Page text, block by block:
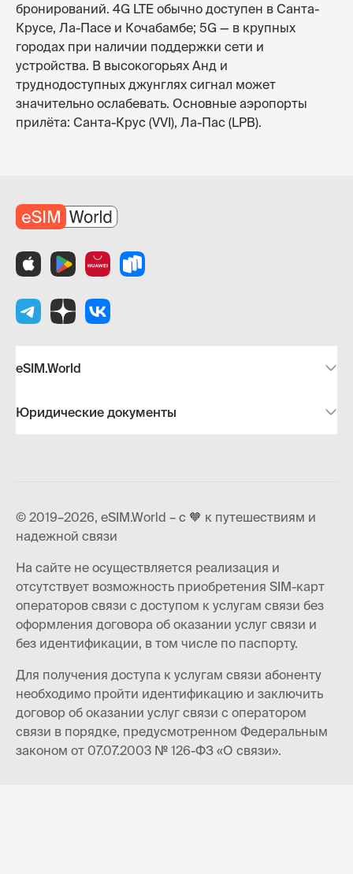
бронирований. 4G LTE обычно доступен в Санта-
Крусе, Ла-Пасе и Кочабамбе; 5G — в крупных
городах при наличии поддержки сети и
устройства. В высокогорьях Анд и
труднодоступных джунглях сигнал может
значительно ослабевать. Основные аэропорты
прилёта: Санта-Крус (VVI), Ла-Пас (LPB).
eSIM.World
Юридические документы
© 2019–2026, eSIM.World – с 🧡 к путешествиям и
надежной связи
На сайте не осуществляется реализация и
отсутствует возможность приобретения SIM-карт
операторов связи с доступом к услугам связи без
оформления договора об оказании услуг связи и
без идентификации, в том числе по паспорту.
Для получения доступа к услугам связи абоненту
необходимо пройти идентификацию и заключить
договор об оказании услуг связи с оператором
связи в порядке, предусмотренном Федеральным
законом от 07.07.2003 № 126-ФЗ «О связи».